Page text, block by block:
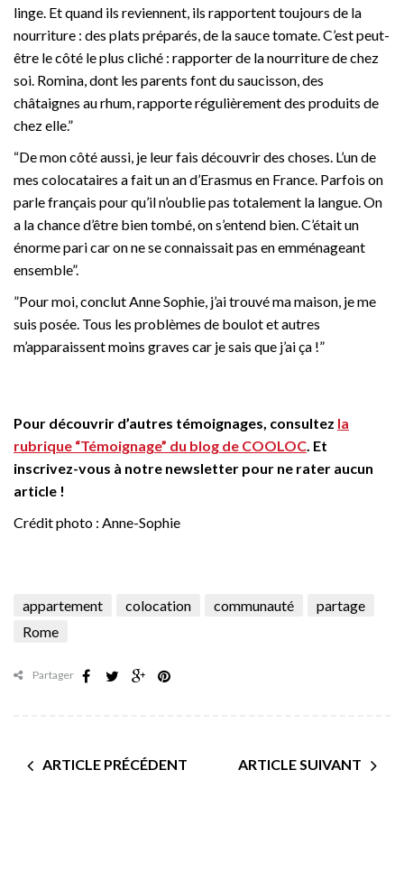
linge. Et quand ils reviennent, ils rapportent toujours de la
nourriture : des plats préparés, de la sauce tomate. C’est peut-
être le côté le plus cliché : rapporter de la nourriture de chez
soi. Romina, dont les parents font du saucisson, des
châtaignes au rhum, rapporte régulièrement des produits de
chez elle.”
“De mon côté aussi, je leur fais découvrir des choses. L’un de
mes colocataires a fait un an d’Erasmus en France. Parfois on
parle français pour qu’il n’oublie pas totalement la langue. On
a la chance d’être bien tombé, on s’entend bien. C’était un
énorme pari car on ne se connaissait pas en emménageant
ensemble”.
”Pour moi, conclut Anne Sophie, j’ai trouvé ma maison, je me
suis posée. Tous les problèmes de boulot et autres
m’apparaissent moins graves car je sais que j’ai ça !”
Pour découvrir d’autres témoignages, consultez la
rubrique “Témoignage” du blog de COOLOC. Et
inscrivez-vous à notre newsletter pour ne rater aucun
article !
Crédit photo : Anne-Sophie
appartement colocation communauté
partage
Rome
Partager
ARTICLE PRÉCÉDENT ARTICLE SUIVANT